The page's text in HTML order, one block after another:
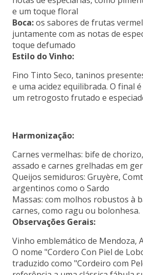
e um toque floral
Boca:os sabores de frutas
juntamente com as notas de
toque defumado
Estilo do Vinho:
Fino Tinto Seco, taninos
e uma acidez equilibrada. O final
um retrogosto frutado e
Harmonização:
Carnes vermelhas: bife de
assado e carnes grelhadas em
Queijos semiduros: Gruyère,
argentinos como o Sardo
Massas: com molhos robustos à
carnes, como ragu ou bolonhesa.
Observações Gerais:
Vinho emblemático de Mendoza,
O nome "Cordero Con Piel de
traduzido como "Cordeiro com